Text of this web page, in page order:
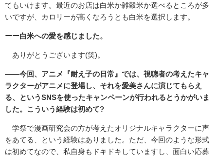
てもいけます。最近のお店は白米か雑穀米か選べるところが多
いですが、カロリーが高くなろうとも白米を選択します。
ーー白米への愛を感じました。
ありがとうございます(笑)。
――今回、アニメ『耐え子の日常』では、視聴者の考えたキャ
ラクターがアニメに登場し、それを愛美さんに演じてもらえ
る、というSNSを使ったキャンペーンが行われるとうかがいま
した。こういう経験は初めて?
学祭で漫画研究会の方が考えたオリジナルキャラクターに声
をあてる、という経験はありました。ただ、今回のような形式
は初めてなので、私自身もドキドキしていますし、面白い応募